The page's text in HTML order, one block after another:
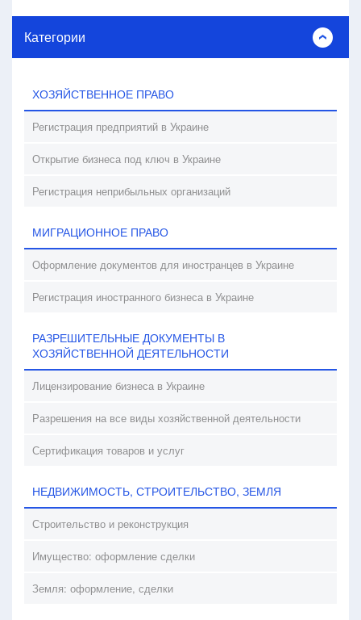
Категории
ХОЗЯЙСТВЕННОЕ ПРАВО
Регистрация предприятий в Украине
Открытие бизнеса под ключ в Украине
Регистрация неприбыльных организаций
МИГРАЦИОННОЕ ПРАВО
Оформление документов для иностранцев в Украине
Регистрация иностранного бизнеса в Украине
РАЗРЕШИТЕЛЬНЫЕ ДОКУМЕНТЫ В
ХОЗЯЙСТВЕННОЙ ДЕЯТЕЛЬНОСТИ
Лицензирование бизнеса в Украине
Разрешения на все виды хозяйственной деятельности
Сертификация товаров и услуг
НЕДВИЖИМОСТЬ, СТРОИТЕЛЬСТВО, ЗЕМЛЯ
Строительство и реконструкция
Имущество: оформление сделки
Земля: оформление, сделки